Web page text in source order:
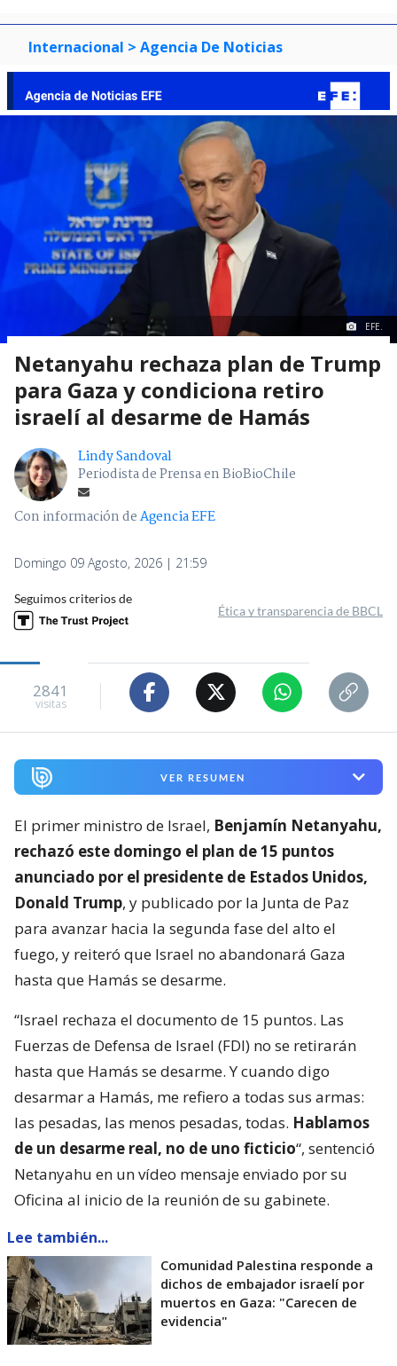
Internacional > Agencia De Noticias
EFE.
Netanyahu rechaza plan de Trump
para Gaza y condiciona retiro
israelí al desarme de Hamás
Lindy Sandoval
Periodista de Prensa en BioBioChile
Con información deAgencia EFE
Domingo 09 Agosto, 2026 | 21:59
Seguimos criterios de
Ética y transparencia de BBCL
2841
visitas
VER RESUMEN
El primer ministro de Israel, Benjamín Netanyahu,
rechazó este domingo el plan de 15 puntos
anunciado por el presidente de Estados Unidos,
Donald Trump, y publicado por la Junta de Paz
para avanzar hacia la segunda fase del alto el
fuego, y reiteró que Israel no abandonará Gaza
hasta que Hamás se desarme.
“Israel rechaza el documento de 15 puntos. Las
Fuerzas de Defensa de Israel (FDI) no se retirarán
hasta que Hamás se desarme. Y cuando digo
desarmar a Hamás, me refiero a todas sus armas:
las pesadas, las menos pesadas, todas. Hablamos
de un desarme real, no de uno ficticio“, sentenció
Netanyahu en un vídeo mensaje enviado por su
Oficina al inicio de la reunión de su gabinete.
Lee también...
Comunidad Palestina responde a
dichos de embajador israelí por
muertos en Gaza: "Carecen de
evidencia"